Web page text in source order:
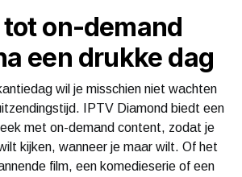
on-demand
een drukke dag
wil je misschien niet wachten
IPTV Diamond biedt een
met on-demand content, zodat je
kijken, wanneer je maar wilt. Of het
film, een komedieserie of een